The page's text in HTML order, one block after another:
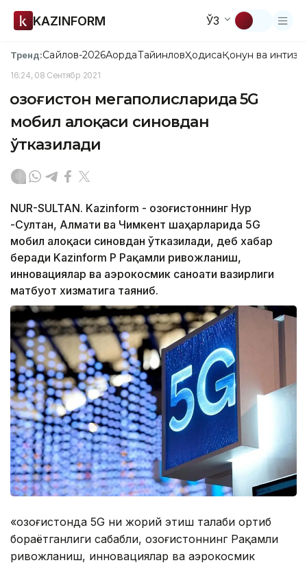
KAZINFORM ЎЗ
Тренд:Сайлов-2026АқордаТайинловҲодисаҚонун ва
16:24, 08 Сентябр 2021
Қозоғистон мегаполисларида 5G
мобил алоқаси синовдан
ўтказилади
NUR-SULTAN. Kazinform - Қозоғистоннинг Нур
-Султан, Алмати ва Чимкент шаҳарларида 5G
мобил алоқаси синовдан ўтказилади, деб хабар
беради Kazinform ҚР Рақамли ривожланиш,
инновациялар ва аэрокосмик саноати вазирлиги
матбуот хизматига таяниб.
«Қозоғистонда 5G ни жорий этиш талаби ортиб
бораётганлиги сабабли, Қозоғистоннинг Рақамли
ривожланиш, инновациялар ва аэрокосмик